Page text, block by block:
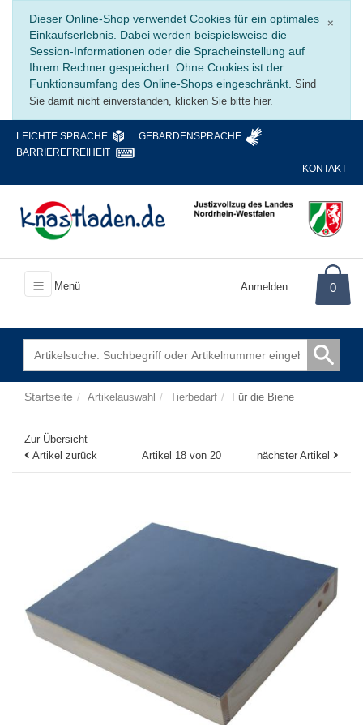
×
Dieser Online-Shop verwendet Cookies für ein optimales
Einkaufserlebnis. Dabei werden beispielsweise die
Session-Informationen oder die Spracheinstellung auf
Ihrem Rechner gespeichert. Ohne Cookies ist der
Funktionsumfang des Online-Shops eingeschränkt. Sind
Sie damit nicht einverstanden, klicken Sie bitte hier.
LEICHTE SPRACHE
GEBÄRDENSPRACHE
BARRIEREFREIHEIT
KONTAKT
Menü Anmelden 0
Startseite Artikelauswahl Tierbedarf Für die Biene
Zur Übersicht
Artikel zurück
Artikel 18 von 20 nächster Artikel